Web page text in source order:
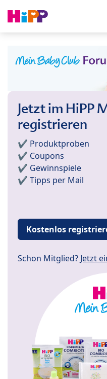
Jetzt im HiPP
registrieren
✔️ Produktproben
✔️ Coupons
✔️ Gewinnspiele
✔️ Tipps per Mail
Kostenlos
Schon Mitglied? Jetzt